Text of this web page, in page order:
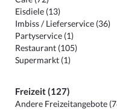
Eisdiele (13)
Imbiss / Lieferservice (36)
Partyservice (1)
Restaurant (105)
Supermarkt (1)
Freizeit (127)
Andere Freizeitangebote